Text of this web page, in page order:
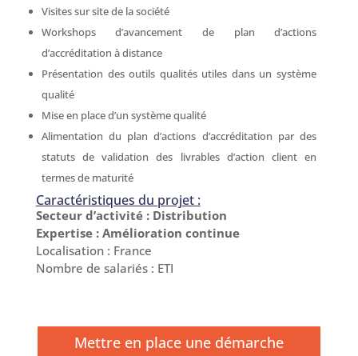
Visites sur site de la société
Workshops d’avancement de plan d’actions
d’accréditation à distance
Présentation des outils qualités utiles dans un système
qualité
Mise en place d’un système qualité
Alimentation du plan d’actions d’accréditation par des
statuts de validation des livrables d’action client en
termes de maturité
Caractéristiques du projet :
Secteur d’activité : Distribution
Expertise : Amélioration continue
Localisation : France
Nombre de salariés : ETI
Mettre en place une démarche